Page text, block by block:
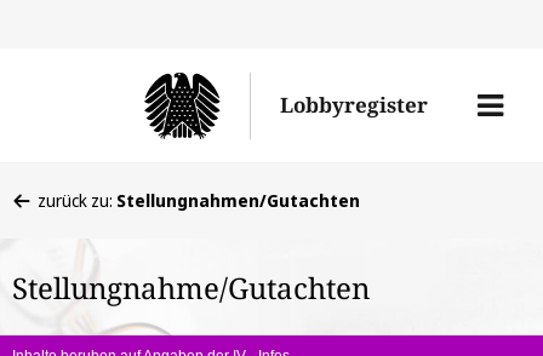
Lobbyregister
Menü
befinden
hier:
zurück zu: Stellungnahmen/Gutachten
Stellungnahme/Gutachten